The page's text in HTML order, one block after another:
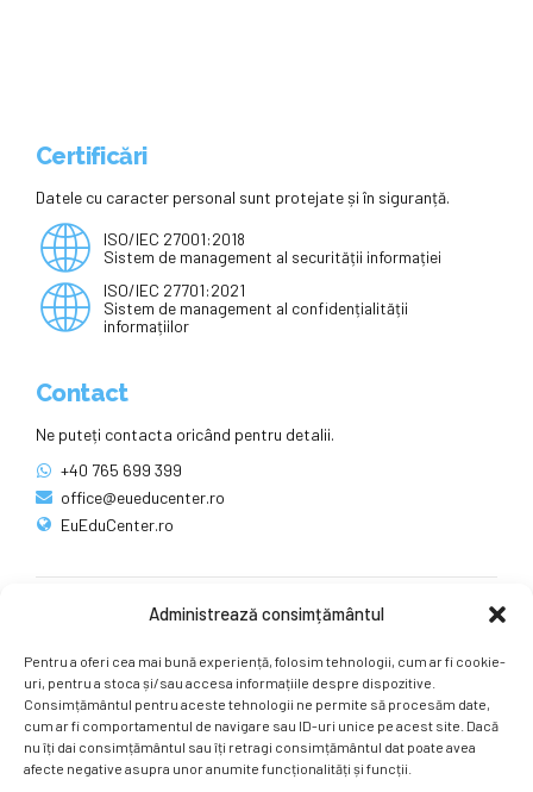
Administrează consimțământul
Pentru a oferi cea mai bună experiență, folosim tehnologii, cum ar fi cookie-
uri, pentru a stoca și/sau accesa informațiile despre dispozitive.
Consimțământul pentru aceste tehnologii ne permite să procesăm date,
cum ar fi comportamentul de navigare sau ID-uri unice pe acest site. Dacă
nu îți dai consimțământul sau îți retragi consimțământul dat poate avea
afecte negative asupra unor anumite funcționalități și funcții.
Certificări
Datele cu caracter personal sunt protejate și în siguranță.
ISO/IEC 27001:2018
Sistem de management al securității informației
ISO/IEC 27701:2021
Sistem de management al confidențialității
informațiilor
Contact
Ne puteți contacta oricând pentru detalii.
+40 765 699 399
office@eueducenter.ro
EuEduCenter.ro
Ne puteți găsi și pe rețelele sociale.